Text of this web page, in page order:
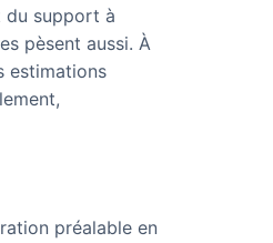
du support à
pèsent aussi. À
estimations
préalable en